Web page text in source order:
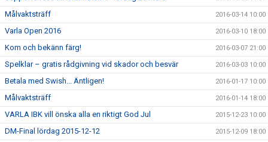
Målvaktsträff 2016-03-14 10:00
Varla Open 2016 2016-03-10 18:00
Kom och bekänn färg! 2016-03-07 21:00
Spelklar – gratis rådgivning vid skador och besvär 2016-03-03 10:00
Betala med Swish... Äntligen! 2016-01-17 10:00
Målvaktsträff 2016-01-14 18:00
VARLA IBK vill önska alla en riktigt God Jul 2015-12-23 10:00
DM-Final lördag 2015-12-12 2015-12-09 18:00